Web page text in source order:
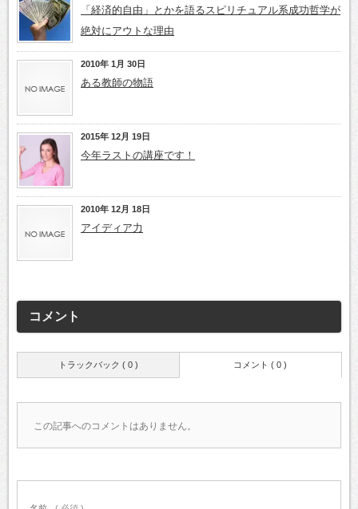
「経済的自由」とかを語るスピリチュアル系成功哲学が
絶対にアウトな理由
2010年 1月 30日
ある教師の物語
2015年 12月 19日
今年ラストの講座です！
2010年 12月 18日
アイディア力
コメント
トラックバック ( 0 ) コメント ( 0 )
この記事へのコメントはありません。